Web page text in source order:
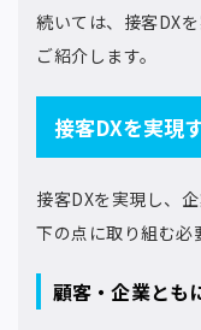
続いては、接客DX
ご紹介します。
接客DXを実現
接客DXを実現し、
下の点に取り組む必
顧客・企業とも